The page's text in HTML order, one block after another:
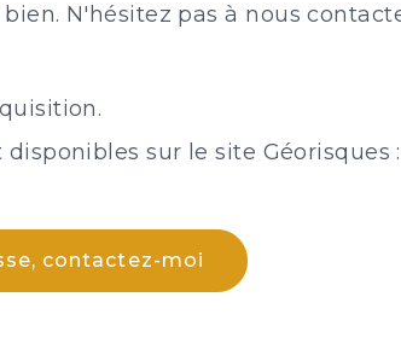
N'hésitez pas à nous
sur le site Géorisques
contactez-moi